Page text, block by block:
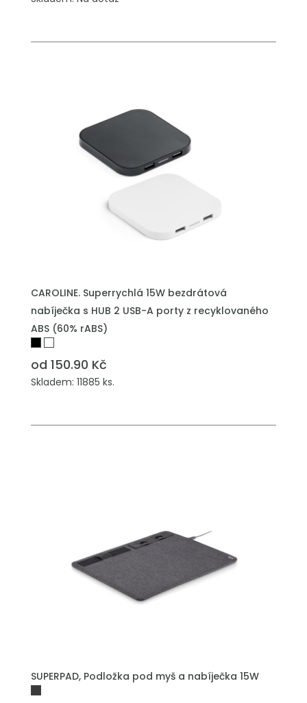
CAROLINE. Superrychlá 15W bezdrátová
nabíječka s HUB 2 USB-A porty z recyklovaného
ABS (60% rABS)
od 150.90 Kč
Skladem: 11885 ks.
SUPERPAD, Podložka pod myš a nabíječka 15W